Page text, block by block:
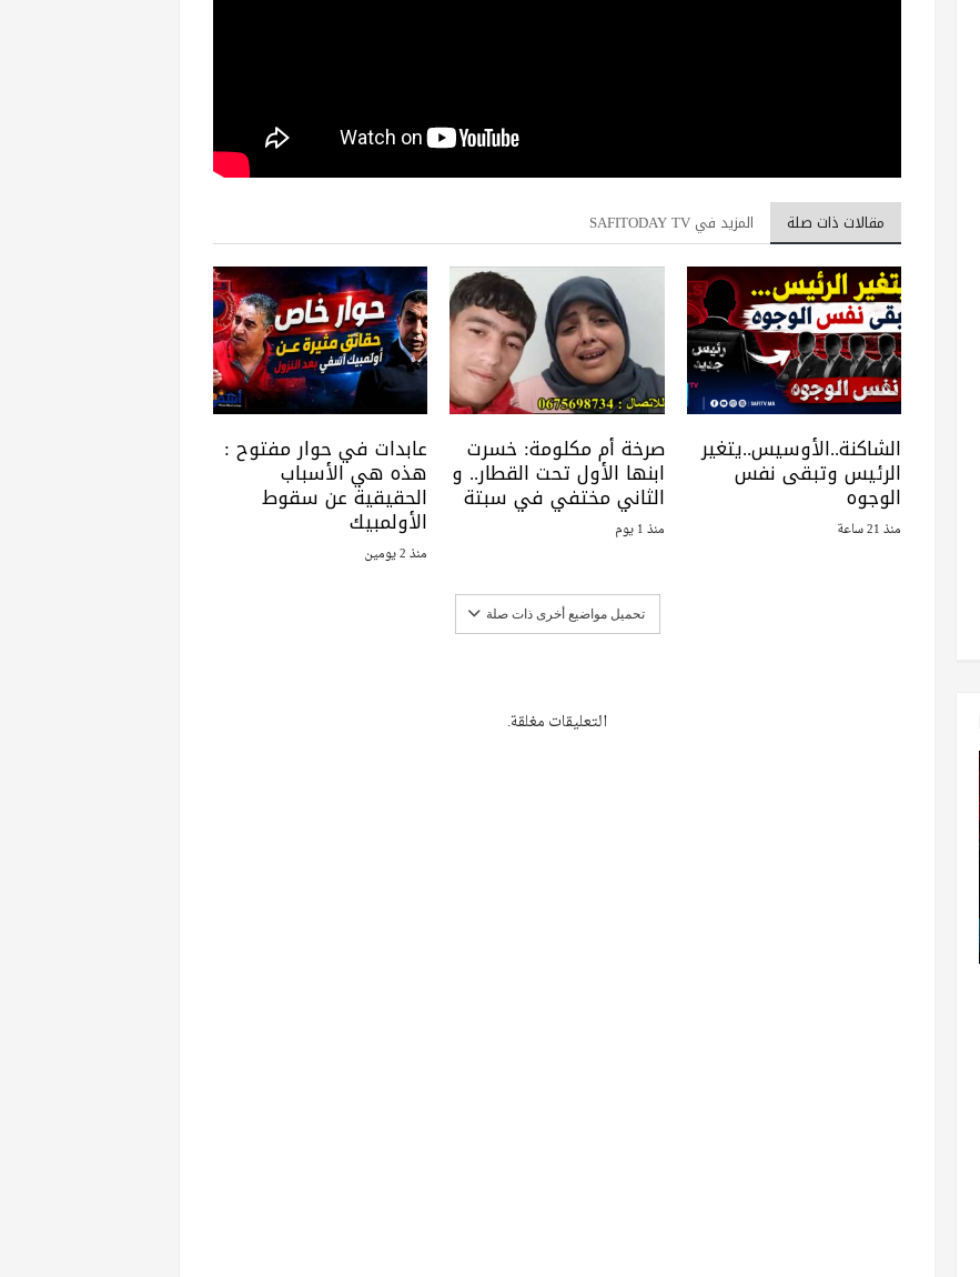
مقالات ذات صلة المزيد في SAFITODAY TV
الشاكنة..الأوسيس..يتغير
الرئيس وتبقى نفس
الوجوه
منذ 21 ساعة
صرخة أم مكلومة: خسرت
ابنها الأول تحت القطار.. و
الثاني مختفي في سبتة
منذ 1 يوم
عابدات في حوار مفتوح :
هذه هي الأسباب
الحقيقية عن سقوط
الأولمبيك
منذ 2 يومين
تحميل مواضيع أخرى ذات صلة
التعليقات مغلقة.